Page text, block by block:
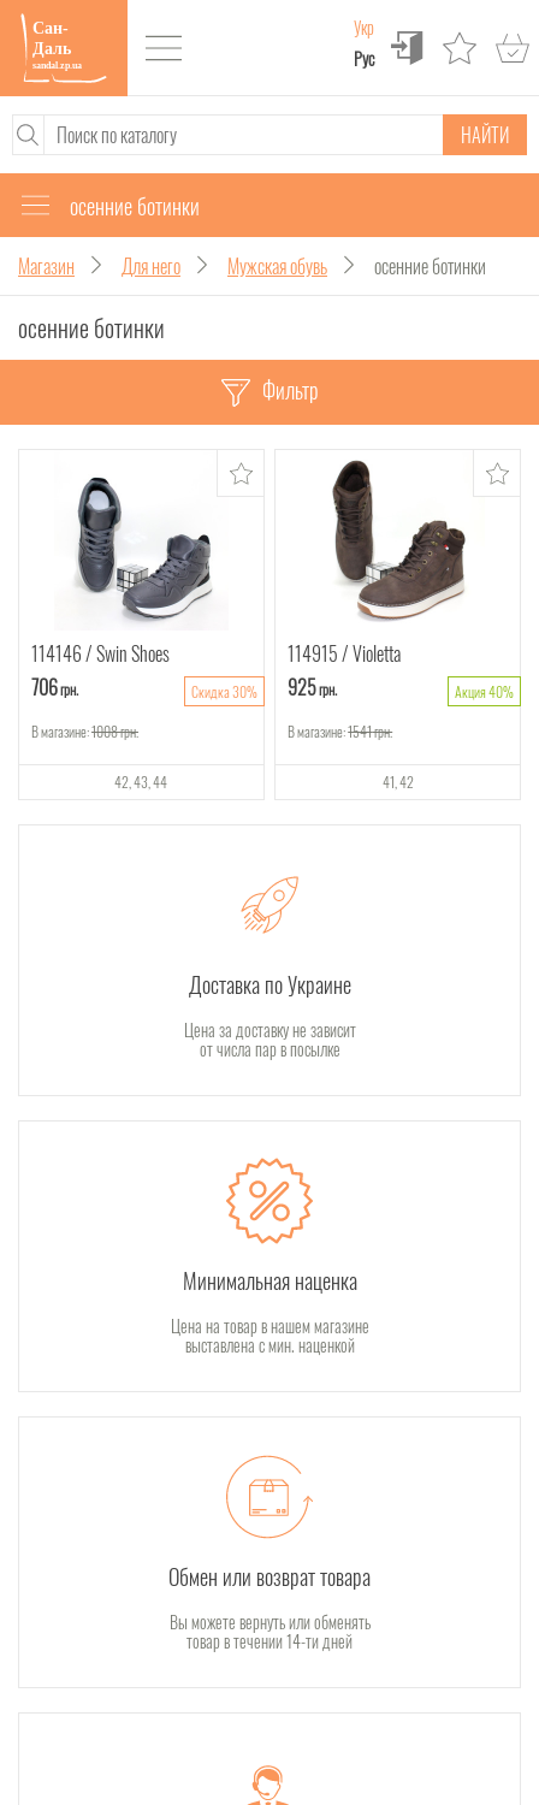
Укр
Рус
НАЙТИ
осенние ботинки
Магазин Для него Мужская обувь осенние ботинки
осенние ботинки
Фильтр
114146 Swin Shoes
706грн.
Скидка 30%
В магазине:1008грн.
42 43 44
114915 Violetta
925грн.
Акция 40%
В магазине:1541грн.
41 42
Доставка по Украине
Цена за доставку не зависит
от числа пар в посылке
Минимальная наценка
Цена на товар в нашем магазине
выставлена с мин. наценкой
Обмен или возврат товара
Вы можете вернуть или обменять
товар в течении 14-ти дней